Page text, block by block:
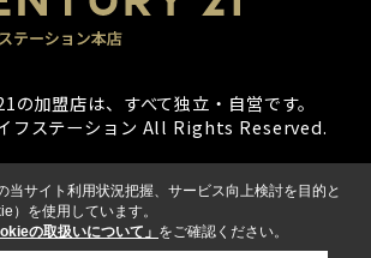
の加盟店は、すべて独立・自営です。
フステーション All Rights Reserved.
当サイト利用状況把握、サービス向上検討を目的と
）を使用しています。
の取扱いについて」 をご確認ください。